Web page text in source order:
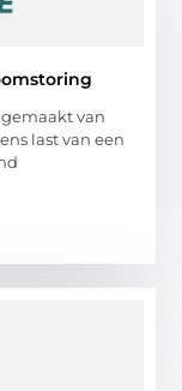
van
last van een